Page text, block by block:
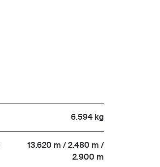
6.594 kg
13.620 m / 2.480 m /
2.900 m